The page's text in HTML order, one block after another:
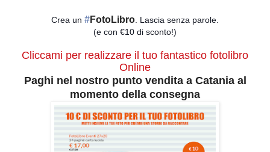
Crea un ‪#‎FotoLibro‬. Lascia senza parole.
(e con €10 di sconto!)
Cliccami per realizzare il tuo fantastico fotolibro
Online
Paghi nel nostro punto vendita a Catania al
momento della consegna